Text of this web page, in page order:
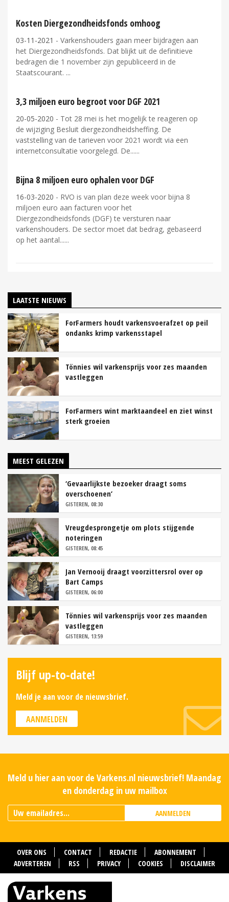
Kosten Diergezondheidsfonds omhoog
03-11-2021 - Varkenshouders gaan meer bijdragen aan
het Diergezondheidsfonds. Dat blijkt uit de definitieve
bedragen die 1 november zijn gepubliceerd in de
Staatscourant.
3,3 miljoen euro begroot voor DGF 2021
20-05-2020 - Tot 28 mei is het mogelijk te reageren op
de wijziging Besluit diergezondheidsheffing. De
vaststelling van de tarieven voor 2021 wordt via een
internetconsultatie voorgelegd. De...
Bijna 8 miljoen euro ophalen voor DGF
16-03-2020 - RVO is van plan deze week voor bijna 8
miljoen euro aan facturen voor het
Diergezondheidsfonds (DGF) te versturen naar
varkenshouders. De sector moet dat bedrag, gebaseerd
op het aantal...
LAATSTE NIEUWS
ForFarmers houdt varkensvoerafzet op peil
ondanks krimp varkensstapel
Tönnies wil varkensprijs voor zes maanden
vastleggen
ForFarmers wint marktaandeel en ziet winst
sterk groeien
MEEST GELEZEN
‘Gevaarlijkste bezoeker draagt soms
overschoenen’
GISTEREN, 08:30
Vreugdesprongetje om plots stijgende
noteringen
GISTEREN, 08:45
Jan Vernooij draagt voorzittersrol over op
Bart Camps
GISTEREN, 06:00
Tönnies wil varkensprijs voor zes maanden
vastleggen
GISTEREN, 13:59
Blijf up-to-date!
Meld je aan voor de nieuwsbrief.
AANMELDEN
Meld u hier aan voor de Varkens.nl nieuwsbrief! Maandag
en donderdag in uw mailbox
AANMELDEN
OVER ONS CONTACT REDACTIE
ABONNEMENT
ADVERTEREN
RSS PRIVACY COOKIES DISCLAIMER